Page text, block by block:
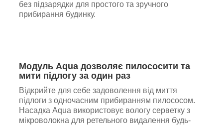
без підзарядки для простого та зручного
прибирання будинку.
Модуль Aqua дозволяє пилососити та
мити підлогу за один раз
Відкрийте для себе задоволення від миття
підлоги з одночасним прибиранням пилососом.
Насадка Aqua використовує вологу серветку з
мікроволокна для ретельного видалення будь-